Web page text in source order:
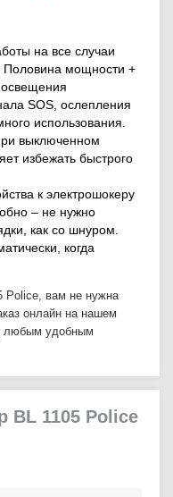
на все случаи
мощности +
SOS, ослепления
использования.
выключенном
избежать быстрого
к электрошокеру
– не нужно
как со шнуром.
когда
Police, вам не нужна
онлайн на нашем
любым удобным
BL 1105 Police